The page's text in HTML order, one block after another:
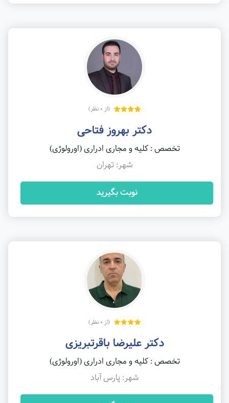
(از 0 نظر)
دکتر بهروز فتاحی
تخصص : کلیه و مجاری ادراری (اورولوژی)
شهر: تهران
نوبت بگیرید
(از 0 نظر)
دکتر علیرضا باقرتبریزی
تخصص : کلیه و مجاری ادراری (اورولوژی)
شهر: پارس آباد